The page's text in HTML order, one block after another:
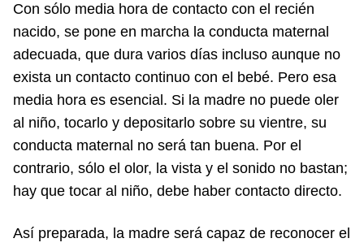
Con sólo media hora de contacto con el recién
nacido, se pone en marcha la conducta maternal
adecuada, que dura varios días incluso aunque no
exista un contacto continuo con el bebé. Pero esa
media hora es esencial. Si la madre no puede oler
al niño, tocarlo y depositarlo sobre su vientre, su
conducta maternal no será tan buena. Por el
contrario, sólo el olor, la vista y el sonido no bastan;
hay que tocar al niño, debe haber contacto directo.
Así preparada, la madre será capaz de reconocer el